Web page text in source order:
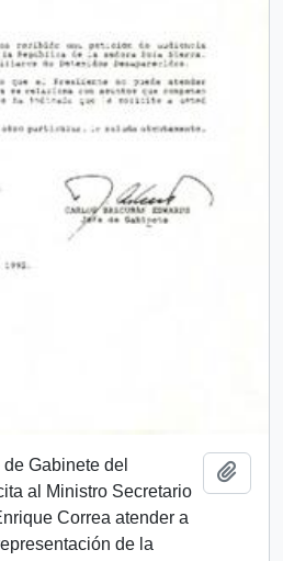
Gabinete del
al Ministro Secretario
Correa atender a
de la